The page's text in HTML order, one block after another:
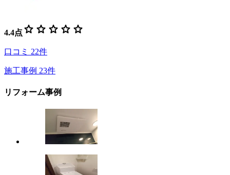
4.4点 star star star star star
口コミ 22件
施工事例 23件
リフォーム事例